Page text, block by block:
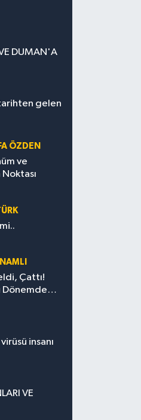
DUMAN'A
gelen
ÖZDEN
ve
Noktası
Çattı!
Dönemde
virüsü insanı
VE